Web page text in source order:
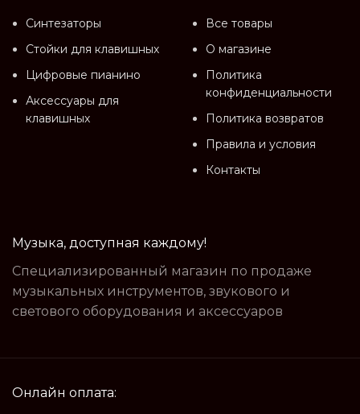
Синтезаторы
Стойки для клавишных
Цифровые пианино
Аксессуары для
клавишных
Все товары
О магазине
Политика
конфиденциальности
Политика возвратов
Правила и условия
Контакты
Музыка, доступная каждому!
Специализированный магазин по продаже
музыкальных инструментов, звукового и
светового оборудования и аксессуаров
Онлайн оплата: